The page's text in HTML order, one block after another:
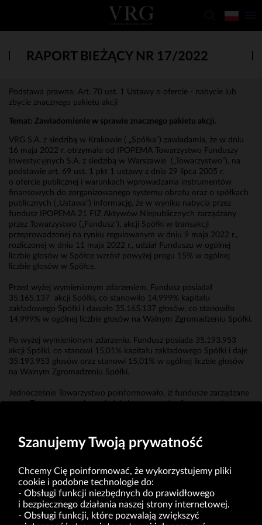
RAPORT BIEŻĄCY NR 17/2022
Podstawa prawna: Art. 70 ust. 1 Ustawy o ofercie - nabycie lub
zbycie znacznego pakietu akcji
Temat: Zawiadomienie w sprawie znacznego pakietu akcji.
VRG S.A. z siedzibą w Krakowie ( „Spółka”) zawiadamia, że w dniu
16 maja 2022 r. otrzymała od IPOPEMA Towarzystwo Funduszy
Inwestycyjnych S.A. z siedzibą w Warszawie („Towarzystwo”), na
podstawie art. 69 ust. 1 pkt 1 ustawy z dnia 29 lipca 2005 r.
o ofercie publicznej i warunkach wprowadzania instrumentów
finansowych do zorganizowanego systemu obrotu oraz o spółkach
publicznych („Ustawa”) informację, że w wyniku nabycia przez
fundusz IPOPEMA 21 FIZ Aktywów Niepublicznych zarządzany
przez Towarzystwo („Fundusz”), akcji Spółki w transakcji
przeprowadzonej na rynku regulowanym w dniu 9 maja 2022 r.,
rozliczonej w dniu 11 maja 2022 r., udział Funduszu w ogólnej
liczbie głosów w Spółce wzrósł powyżej progu 15% w ogólnej
liczbie głosów w Spółce.
Przed wyżej wymienionym zdarzeniem, Fundusz posiadał
35.165.137 akcji Spółki, co stanowiło 14,999% kapitału
zakładowego Spółki i dawało 35.165.137 głosów, co stanowiło
14,999% w ogólnej liczbie głosów na Walnym Zgromadzeniu Spółki.
Po wyżej wymienionym zdarzeniu, Fundusz posiada 35.193.953
akcji Spółki, co stanowi 15,01% kapitału zakładowego Spółki i daje
35.193.953 głosów oraz stanowi 15,01% w ogólnej liczbie głosów
na Walnym Zgromadzeniu Spółki.
Jednocześnie Towarzystwo poinformowało, iż fundusze zarządzane
przez Towarzystwo nie posiadają instrumentów finansowych,
VRG S.A. | ul. Pilotów 10 | 31-462 Kraków
Szanujemy Twoją prywatność
Chcemy Cię poinformować, że wykorzystujemy pliki
cookie i podobne technologie do:
Obsługi funkcji niezbędnych do prawidłowego
i bezpiecznego działania naszej strony internetowej.
Obsługi funkcji, które pozwalają zwiększyć